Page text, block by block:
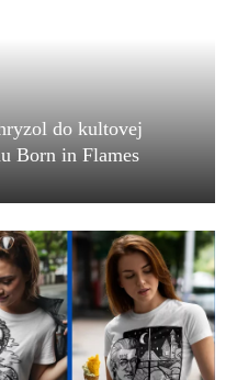
do kultovej
Born in Flames